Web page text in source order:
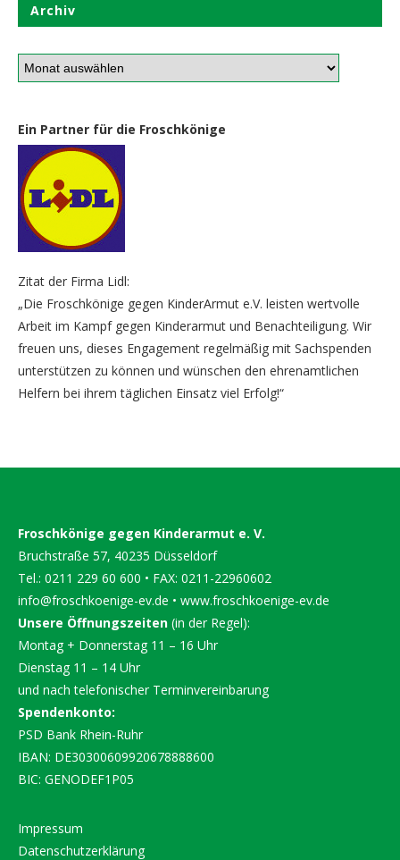
Archiv
Ein Partner für die Froschkönige
Zitat der Firma Lidl:
„Die Froschkönige gegen KinderArmut e.V. leisten wertvolle
Arbeit im Kampf gegen Kinderarmut und Benachteiligung. Wir
freuen uns, dieses Engagement regelmäßig mit Sachspenden
unterstützen zu können und wünschen den ehrenamtlichen
Helfern bei ihrem täglichen Einsatz viel Erfolg!“
Froschkönige gegen Kinderarmut e. V.
Bruchstraße 57, 40235 Düsseldorf
Tel.: 0211 229 60 600 • FAX: 0211-22960602
info@froschkoenige-ev.de • www.froschkoenige-ev.de
Unsere Öffnungszeiten (in der Regel):
Montag + Donnerstag 11 – 16 Uhr
Dienstag 11 – 14 Uhr
und nach telefonischer Terminvereinbarung
Spendenkonto:
PSD Bank Rhein-Ruhr
IBAN: DE30300609920678888600
BIC: GENODEF1P05
Impressum
Datenschutzerklärung